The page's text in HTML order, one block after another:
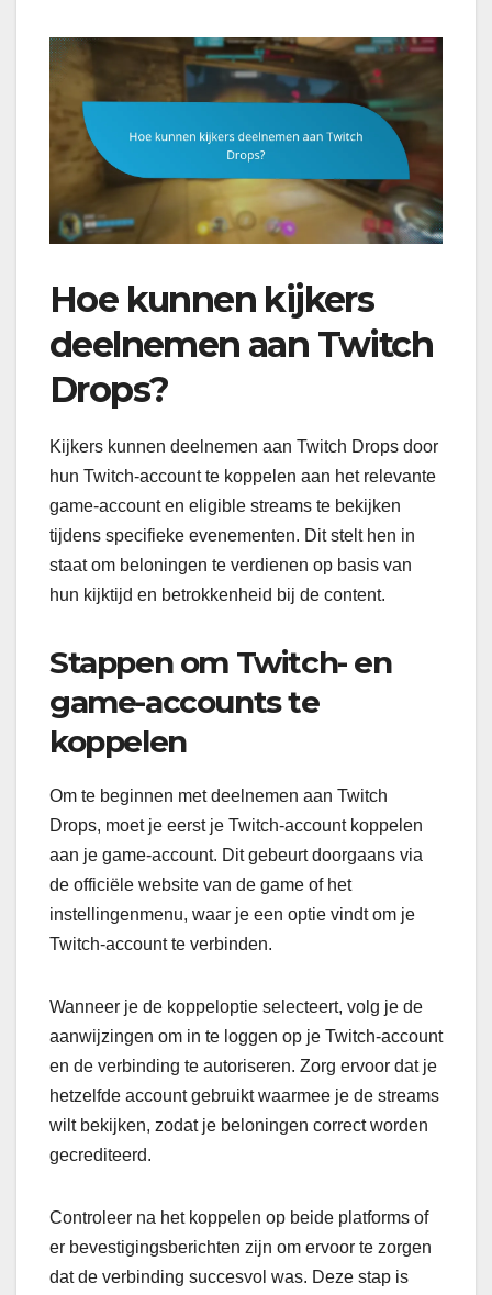
Hoe kunnen kijkers
deelnemen aan Twitch
Drops?
Kijkers kunnen deelnemen aan Twitch Drops door
hun Twitch-account te koppelen aan het relevante
game-account en eligible streams te bekijken
tijdens specifieke evenementen. Dit stelt hen in
staat om beloningen te verdienen op basis van
hun kijktijd en betrokkenheid bij de content.
Stappen om Twitch- en
game-accounts te
koppelen
Om te beginnen met deelnemen aan Twitch
Drops, moet je eerst je Twitch-account koppelen
aan je game-account. Dit gebeurt doorgaans via
de officiële website van de game of het
instellingenmenu, waar je een optie vindt om je
Twitch-account te verbinden.
Wanneer je de koppeloptie selecteert, volg je de
aanwijzingen om in te loggen op je Twitch-account
en de verbinding te autoriseren. Zorg ervoor dat je
hetzelfde account gebruikt waarmee je de streams
wilt bekijken, zodat je beloningen correct worden
gecrediteerd.
Controleer na het koppelen op beide platforms of
er bevestigingsberichten zijn om ervoor te zorgen
dat de verbinding succesvol was. Deze stap is